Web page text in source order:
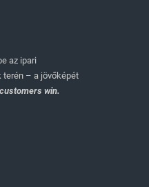
az ipari
– a jövőképét
win.